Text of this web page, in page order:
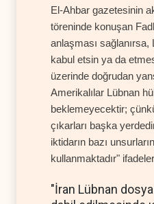
El-Ahbar gazetesinin
töreninde konuşan
anlaşması
kabul etsin ya da
üzerinde doğrudan
Amerikalılar Lübnan
beklemeyecektir;
çıkarları başka
iktidarın bazı
kullanmaktadır"
"İran Lübnan